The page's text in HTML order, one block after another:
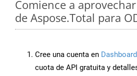
Comience a aprovechar
de Aspose.Total para
Cree una cuenta en Dashboard
cuota de API gratuita y